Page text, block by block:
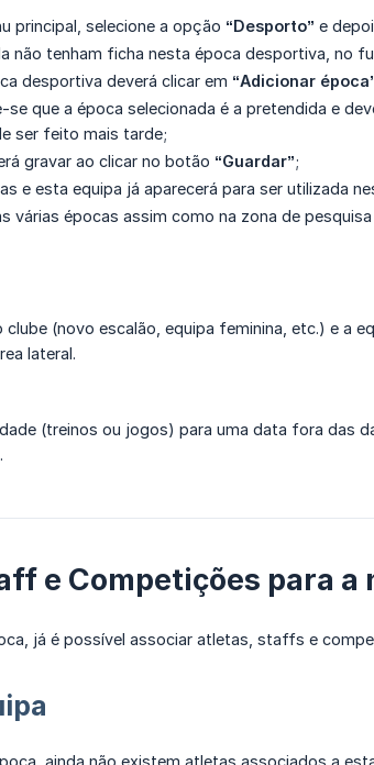
principal, selecione a opção “Desporto” e
não tenham ficha nesta época desportiva, no
desportiva deverá clicar em “Adicionar
que a época selecionada é a pretendida e
ser feito mais tarde;
gravar ao clicar no botão “Guardar”;
e esta equipa já aparecerá para ser utilizada
várias épocas assim como na zona de
(novo escalão, equipa feminina, etc.) e a
lateral.
(treinos ou jogos) para uma data fora das
e Competições para a
já é possível associar atletas, staffs e
ainda não existem atletas associados a